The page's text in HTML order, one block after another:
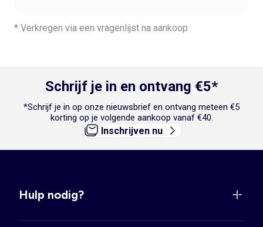
* Verkregen via een vragenlijst na aankoop
Schrijf je in en ontvang €5*
*Schrijf je in op onze nieuwsbrief en ontvang meteen €5
korting op je volgende aankoop vanaf €40.
Inschrijven nu
Hulp nodig?